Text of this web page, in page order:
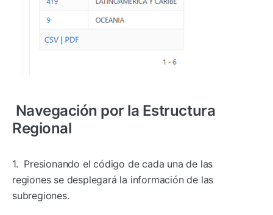
Navegación por la Estructura
Regional
1. Presionando el código de cada una de las
regiones se desplegará la información de las
subregiones.